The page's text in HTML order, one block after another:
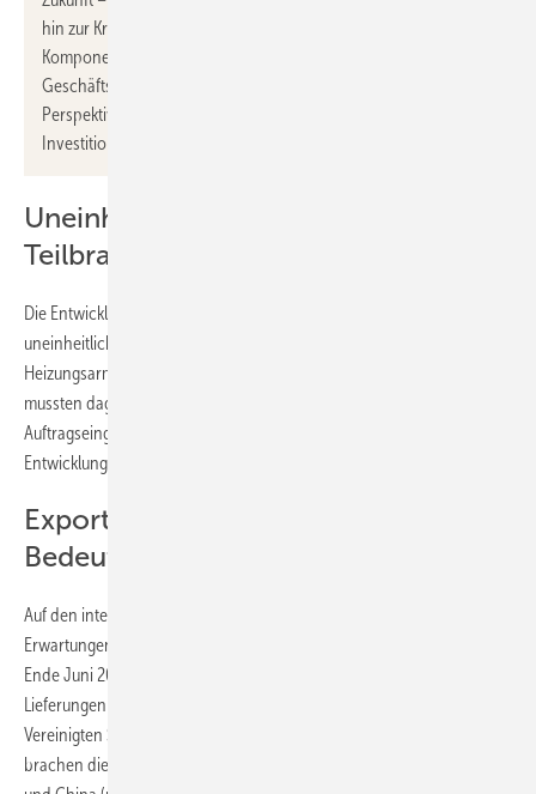
hin zur Kreislaufwirtschaft. Gebäudearmaturen sind zentrale
Komponenten der Energiewende“, erklärt
Geschäftsführerin VDMA Armaturen. „Langfristig sehen wir gute
Perspektiven. Wir hoffen vor allem auf Impulse aus dem
Investitionspaket der Bundesregierung.“
Uneinheitliche Entwicklung der
Teilbranchen
Die Entwicklung innerhalb der Teilbranchen verlief im 1. Halbjahr
uneinheitlich: Sanitärarmaturen erzielten ein Umsatzplus von 6 %,
Heizungsarmaturen legten um 5 % zu. Technische Gebäudearmaturen
mussten dagegen einen Rückgang von 3 % hinnehmen. Die
Auftragseingänge lassen für das 2. Halbjahr eine verhalten positive
Entwicklung erwarten.
Exporte: USA gewinnen an
Bedeutung
Auf den internationalen Märkten blieb die Nachfrage hinter den
Erwartungen zurück. Die Exporte von Gebäudearmaturen sanken bis
Ende Juni 2025 leicht um 0,2 % auf 1,8 Mrd. Euro. Während die
Lieferungen in die USA um 18 % auf 195,9 Mio. Euro stiegen und die
Vereinigten Staaten damit erstmals größter Absatzmarkt wurden,
brachen die Exporte nach Frankreich (minus 18,2 % auf 164 Mio. Euro)